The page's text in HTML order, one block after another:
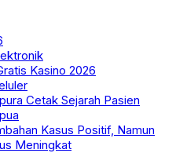
Kasino 2026
Cetak Sejarah Pasien
Kasus Positif, Namun
Meningkat